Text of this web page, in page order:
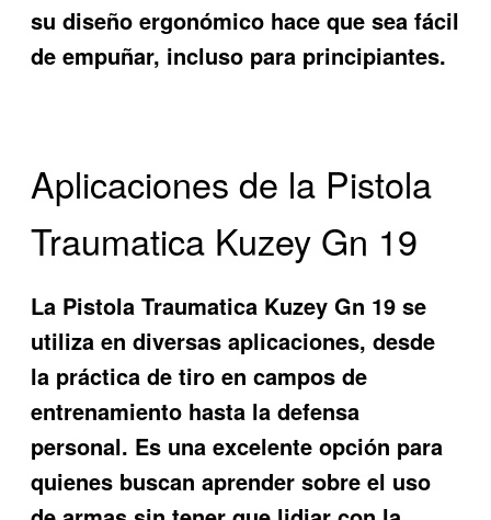
su diseño ergonómico hace que sea fácil
de empuñar, incluso para principiantes.
Aplicaciones de la Pistola
Traumatica Kuzey Gn 19
La Pistola Traumatica Kuzey Gn 19 se
utiliza en diversas aplicaciones, desde
la práctica de tiro en campos de
entrenamiento hasta la defensa
personal. Es una excelente opción para
quienes buscan aprender sobre el uso